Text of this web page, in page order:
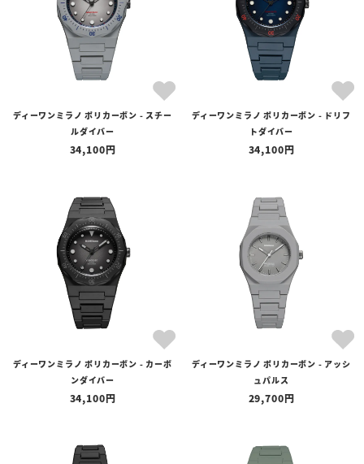
ディーワンミラノ ポリカーボン - スチー
ルダイバー
34,100
ディーワンミラノ ポリカーボン - ドリフ
トダイバー
34,100
ディーワンミラノ ポリカーボン - カーボ
ンダイバー
34,100
ディーワンミラノ ポリカーボン - アッシ
ュパルス
29,700